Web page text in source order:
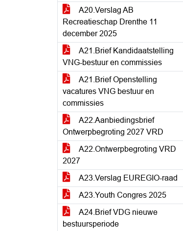
A20.Verslag AB
Recreatieschap Drenthe 11
december 2025
A21.Brief Kandidaatstelling
VNG-bestuur en commissies
A21.Brief Openstelling
vacatures VNG bestuur en
commissies
A22.Aanbiedingsbrief
Ontwerpbegroting 2027 VRD
A22.Ontwerpbegroting VRD
2027
A23.Verslag EUREGIO-raad
A23.Youth Congres 2025
A24.Brief VDG nieuwe
bestuursperiode